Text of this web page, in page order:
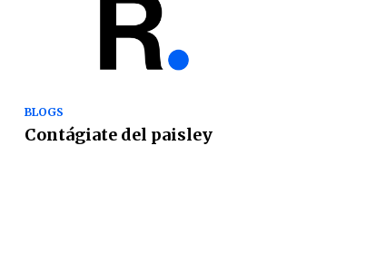
BLOGS
Contágiate del paisley